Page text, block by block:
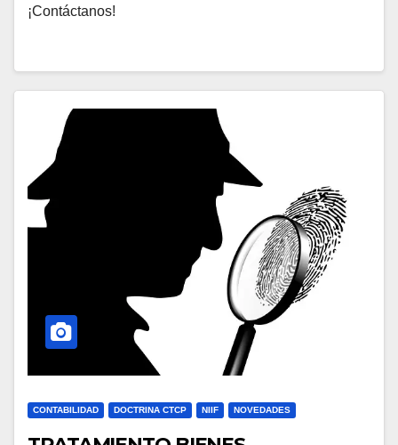
¡Contáctanos!
CONTABILIDAD DOCTRINA CTCP NIIF NOVEDADES